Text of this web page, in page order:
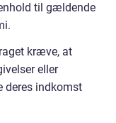
til gældende
kræve, at
eller
deres indkomst